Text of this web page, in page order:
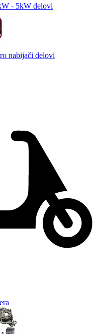
- 5kW delovi
nabijači delovi